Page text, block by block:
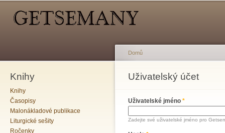
Knihy
Knihy
Časopisy
Malonákladové publikace
Liturgické sešity
Ročenky
Jste zde
Domů
Uživatelský účet
Hlavní záložky
Uživatelské jméno *
Zadejte své uživatelské jméno pro